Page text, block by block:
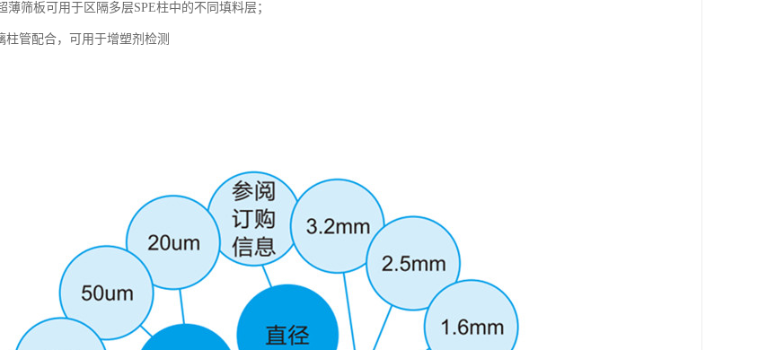
薄筛板可用于区隔多层SPE柱中的不同填料层；
柱管配合，可用于增塑剂检测